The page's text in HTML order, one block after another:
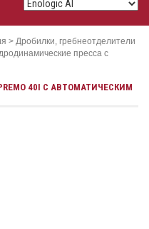
> Дробилки, гребнеотделители
пресса с
40I C АВТОМАТИЧЕСКИМ